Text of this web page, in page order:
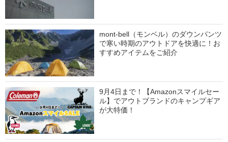
mont-bell（モンベル）のダウンパンツ
で寒い時期のアウトドアを快適に！お
すすめアイテムをご紹介
9月4日まで！【Amazonスマイルセー
ル】でアウトブランドのキャンプギア
が大特価！